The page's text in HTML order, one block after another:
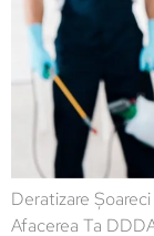
Deratizare
Afacerea Ta